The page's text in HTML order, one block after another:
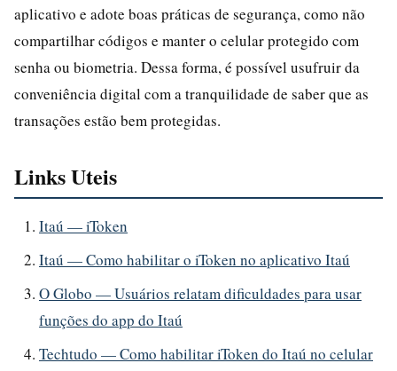
aplicativo e adote boas práticas de segurança, como não
compartilhar códigos e manter o celular protegido com
senha ou biometria. Dessa forma, é possível usufruir da
conveniência digital com a tranquilidade de saber que as
transações estão bem protegidas.
Links Uteis
Itaú — iToken
Itaú — Como habilitar o iToken no aplicativo Itaú
O Globo — Usuários relatam dificuldades para usar
funções do app do Itaú
Techtudo — Como habilitar iToken do Itaú no celular